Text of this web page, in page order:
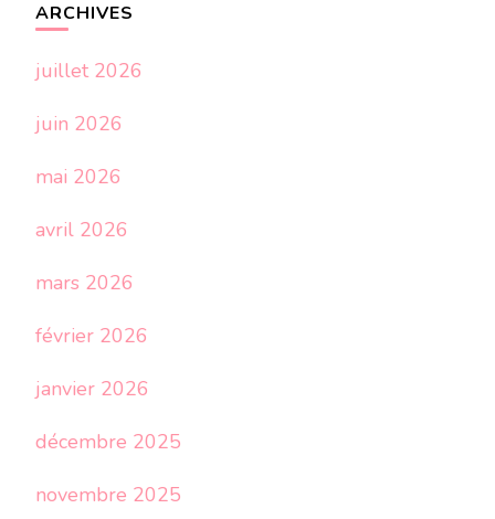
ARCHIVES
juillet 2026
juin 2026
mai 2026
avril 2026
mars 2026
février 2026
janvier 2026
décembre 2025
novembre 2025